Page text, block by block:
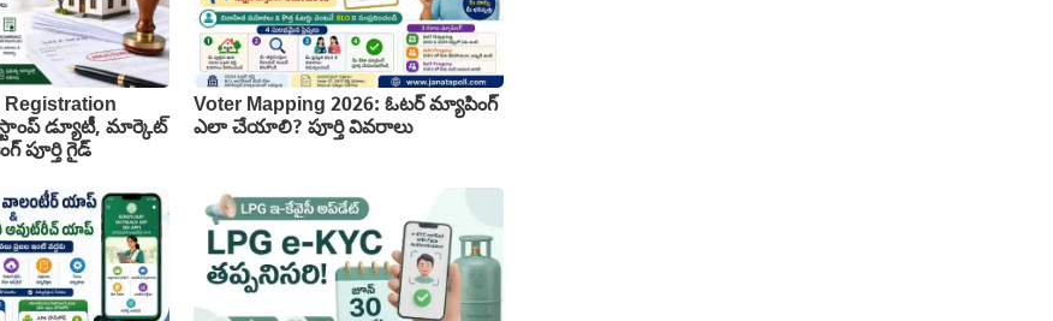
స్టాంప్ డ్యూటీ, మార్కెట్
పూర్తి గైడ్
Voter Mapping 2026: ఓటర్ మ్యాపింగ్
ఎలా చేయాలి? పూర్తి వివరాలు